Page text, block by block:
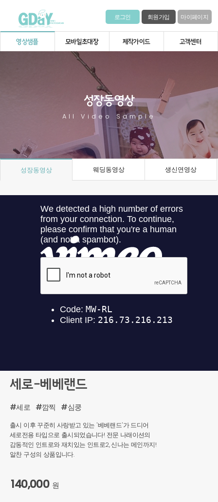
로그인 회원가입 마이페이지
영상샘플 모바일초대장 제작가이드 고객센터
성장동영상
All Video Sample
성장동영상 웨딩동영상 생신연영상
세로-베베랜드
#세로 #깜찍 #심쿵
출시 이후 꾸준히 사랑받고 있는 '베베랜드'가 드디어
세로전용 타입으로 출시되었습니다! 전문 나래이션의
감동적인 인트로와 재치있는 인트로2, 신나는 메인까지!
알찬 구성의 상품입니다.
140,000 원